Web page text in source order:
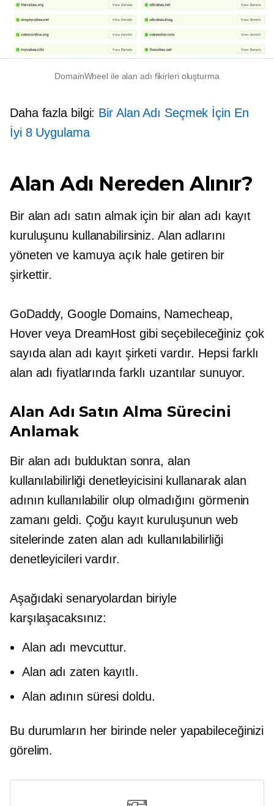
DomainWheel ile alan adı fikirleri oluşturma
Daha fazla bilgi: Bir Alan Adı Seçmek İçin En
İyi 8 Uygulama
Alan Adı Nereden Alınır?
Bir alan adı satın almak için bir alan adı kayıt
kuruluşunu kullanabilirsiniz. Alan adlarını
yöneten ve kamuya açık hale getiren bir
şirkettir.
GoDaddy, Google Domains, Namecheap,
Hover veya DreamHost gibi seçebileceğiniz çok
sayıda alan adı kayıt şirketi vardır. Hepsi farklı
alan adı fiyatlarında farklı uzantılar sunuyor.
Alan Adı Satın Alma Sürecini
Anlamak
Bir alan adı bulduktan sonra, alan
kullanılabilirliği denetleyicisini kullanarak alan
adının kullanılabilir olup olmadığını görmenin
zamanı geldi. Çoğu kayıt kuruluşunun web
sitelerinde zaten alan adı kullanılabilirliği
denetleyicileri vardır.
Aşağıdaki senaryolardan biriyle
karşılaşacaksınız:
Alan adı mevcuttur.
Alan adı zaten kayıtlı.
Alan adının süresi doldu.
Bu durumların her birinde neler yapabileceğinizi
görelim.